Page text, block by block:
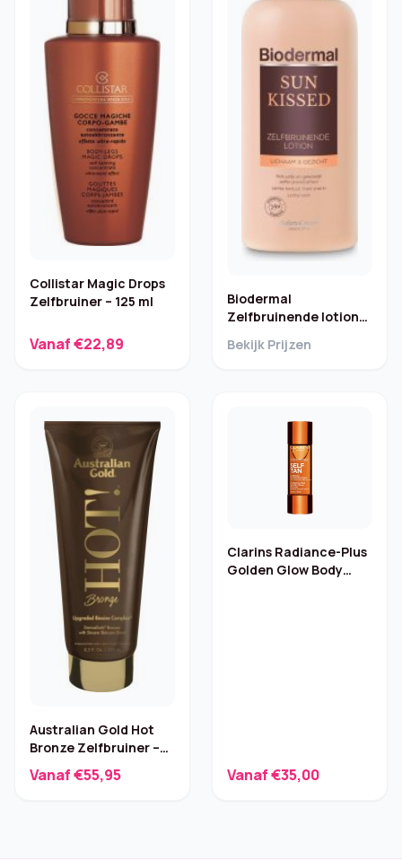
Collistar Magic Drops
Zelfbruiner – 125 ml
Vanaf €22,89
Biodermal
Zelfbruinende lotion
Bekijk Prijzen
Australian Gold Hot
Bronze Zelfbruiner –
250 ml
Vanaf €55,95
Clarins Radiance-Plus
Golden Glow Body
Vanaf €35,00